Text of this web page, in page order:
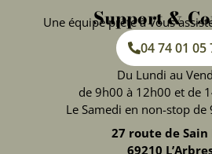
Support &
Une équipe prête à vous
04 74 01 05
Du Lundi au
de 9h00 à 12h00 et de
Le Samedi en non-stop
27 route de Sain
69210